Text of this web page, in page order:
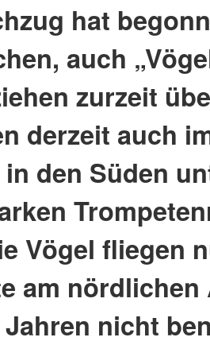
hat
auch
zurzeit
derzeit auch
den Süden
Vögel fliegen
am
nicht